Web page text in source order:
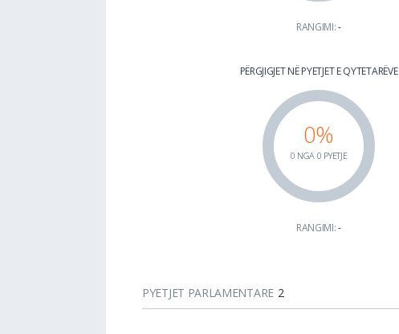
RANGIMI:-
PËRGJIGJET NË PYETJET E QYTETARËVE
0%
0 NGA 0 PYETJE
RANGIMI:-
PYETJET PARLAMENTARE 2